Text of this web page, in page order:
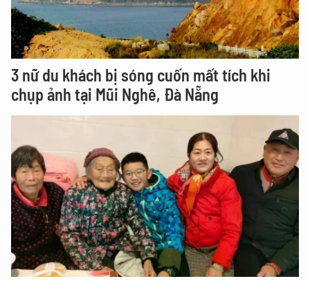
3 nữ du khách bị sóng cuốn mất tích khi
chụp ảnh tại Mũi Nghê, Đà Nẵng